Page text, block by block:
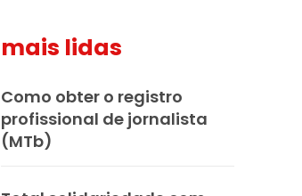
mais lidas
Como obter o registro
profissional de jornalista
(MTb)